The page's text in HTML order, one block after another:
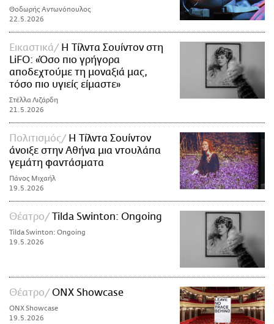
Θοδωρής Αντωνόπουλος
22.5.2026
Εικαστικά
H Τίλντα Σουίντον στη
LiFO: «Όσο πιο γρήγορα
αποδεχτούμε τη μοναξιά μας,
τόσο πιο υγιείς είμαστε»
Στέλλα Λιζάρδη
21.5.2026
Πολιτισμός
Η Τίλντα Σουίντον
άνοιξε στην Αθήνα μια ντουλάπα
γεμάτη φαντάσματα
Πάνος Μιχαήλ
19.5.2026
Θέατρο Tilda Swinton: Ongoing
Tilda Swinton: Ongoing
19.5.2026
Θέατρο ONX Showcase
ONX Showcase
19.5.2026